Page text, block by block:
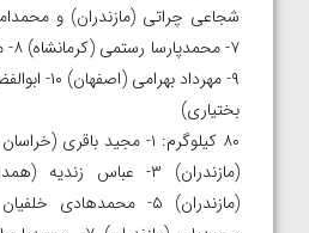
شجاعی چراتی (مازندران) و
۷-
۹- مهرداد
بختیاری)
(مازندران) ۵-